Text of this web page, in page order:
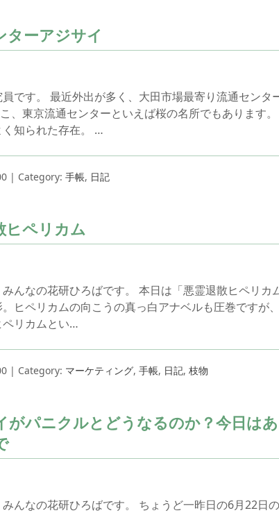
ターアジサイ
です。 最近外出が多く、大田市場最寄り流通センタ
、東京流通センターといえば桜の名所でもあります
知られた存在。 …
| Category: 手帳, 日記
ヒペリカム
んなの花研ひろばです。 本日は「悪霊退散ヒペリカ
ヒペリカムの向こうの真っ白アナベルも圧巻です
リカムとい…
| Category: マーケティング, 手帳, 日記, 枝物
がパニクルとどうなるのか？今日は
んなの花研ひろばです。 ちょうど一昨日の6月22日